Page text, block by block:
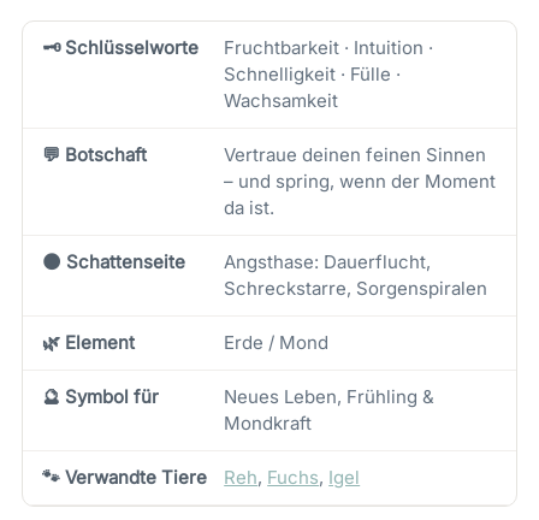
🗝️ Schlüsselworte
Fruchtbarkeit · Intuition ·
Schnelligkeit · Fülle ·
Wachsamkeit
💬 Botschaft
Vertraue deinen feinen Sinnen
– und spring, wenn der Moment
da ist.
🌑 Schattenseite
Angsthase: Dauerflucht,
Schreckstarre, Sorgenspiralen
🌿 Element Erde / Mond
🔮 Symbol für
Neues Leben, Frühling &
Mondkraft
🐾 Verwandte Tiere Reh, Fuchs, Igel